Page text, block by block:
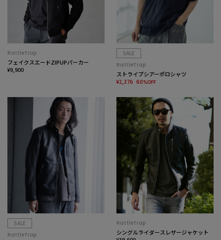
RattleTrap
フェイクスエードZIPUPパーカー
¥9,900
SALE
RattleTrap
ストライプシアーポロシャツ
¥2,376 60%OFF
SALE
RattleTrap
RattleTrap
シングルライダースレザージャケット